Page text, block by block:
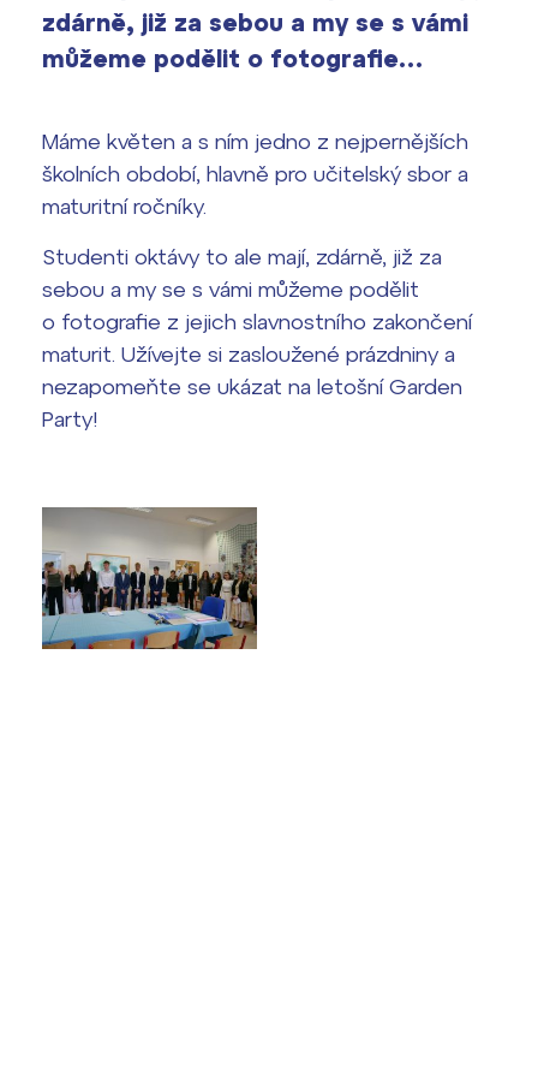
Výsledky 1. kola přijímacího řízení
2026/2027
Europass
Zahraniční stipendia
ČAG studentský
Maturitní témata
Harmonogram školního roku
Termíny maturit
Office 365
zdárně, již za sebou a my se s vámi
můžeme podělit o fotografie…
Máme květen a s ním jedno z nejpernějších
školních období, hlavně pro učitelský sbor a
maturitní ročníky.
Studenti oktávy to ale mají, zdárně, již za
sebou a my se s vámi můžeme podělit
o fotografie z jejich slavnostního zakončení
maturit. Užívejte si zasloužené prázdniny a
nezapomeňte se ukázat na letošní Garden
Party!